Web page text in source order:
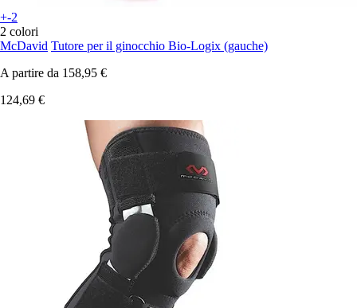
+-2
2 colori
McDavid Tutore per il ginocchio Bio-Logix (gauche)
A partire da 158,95 €
124,69 €